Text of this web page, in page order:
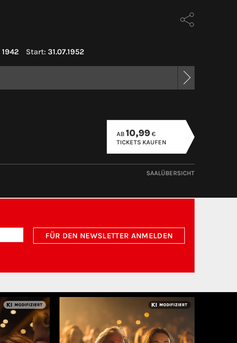
1942 Start: 31.07.1952
AB 10,99€
TICKETS KAUFEN
SAALÜBERSICHT
FÜR DEN NEWSLETTER ANMELDEN